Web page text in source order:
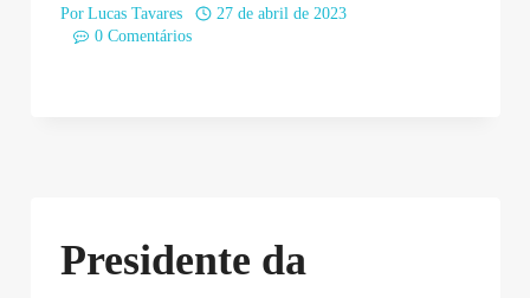
Por Lucas Tavares
27 de abril de 2023
0 Comentários
Presidente da